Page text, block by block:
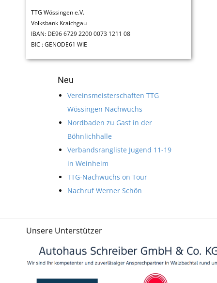
TTG Wössingen e.V.
Volksbank Kraichgau
IBAN: DE96 6729 2200 0073 1211 08
BIC : GENODE61 WIE
Neu
Vereinsmeisterschaften TTG
Wössingen Nachwuchs
Nordbaden zu Gast in der
Böhnlichhalle
Verbandsrangliste Jugend 11-19
in Weinheim
TTG-Nachwuchs on Tour
Nachruf Werner Schön
Unsere Unterstützer